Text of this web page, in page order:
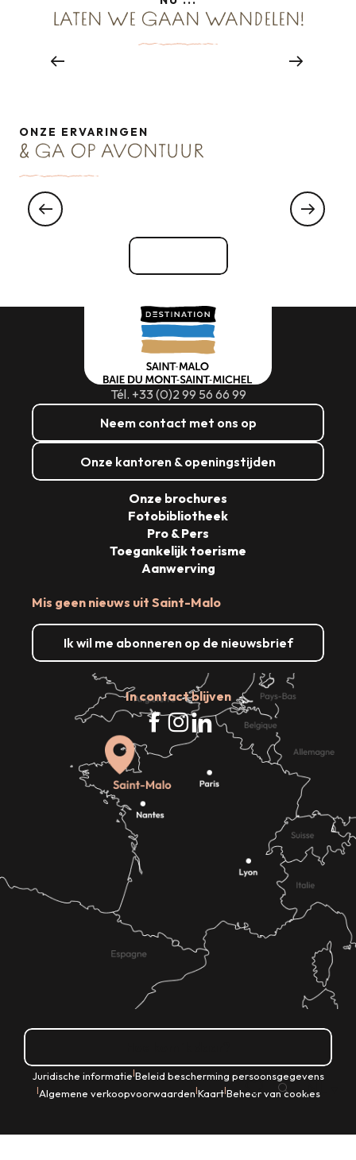
NL
LATEN WE GAAN WANDELEN!
FIETS NAAR HUIS
Lees meer over
ONZE ERVARINGEN
& GA OP AVONTUUR
Wij zorgen voor je! NL
Tél. +33 (0)2 99 56 66 99
Neem contact met ons op
Onze kantoren & openingstijden
Mis geen nieuws uit Saint-Malo
Ik wil me abonneren op de nieuwsbrief
In contact blijven
Onze brochures
Fotobibliotheek
Pro & Pers
Toegankelijk toerisme
Aanwerving
Juridische informatie|Beleid bescherming persoonsgegevens
|Algemene verkoopvoorwaarden|Kaart|Beheer van cookies